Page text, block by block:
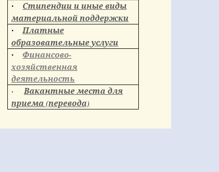
·
Стипендии и иные виды
материальной поддержки
·
Платные
образовательные услуги
·
Финансово-
хозяйственная
деятельность
·
Вакантные места для
приема (перевода)